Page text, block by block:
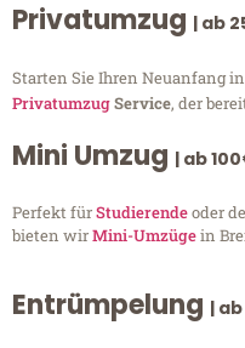
Privatumzug | ab
Starten Sie Ihren Neuanfang
PrivatumzugService, der
Mini Umzug | ab
Perfekt fürStudierendeoder
bieten wirMini-Umzügein
Entrümpelung |